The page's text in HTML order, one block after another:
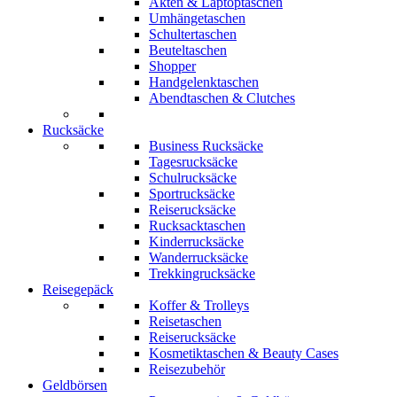
Umhängetaschen
Schultertaschen
Beuteltaschen
Shopper
Handgelenktaschen
Abendtaschen & Clutches
Rucksäcke
Business Rucksäcke
Tagesrucksäcke
Schulrucksäcke
Sportrucksäcke
Reiserucksäcke
Rucksacktaschen
Kinderrucksäcke
Wanderrucksäcke
Trekkingrucksäcke
Reisegepäck
Koffer & Trolleys
Reisetaschen
Reiserucksäcke
Kosmetiktaschen & Beauty Cases
Reisezubehör
Geldbörsen